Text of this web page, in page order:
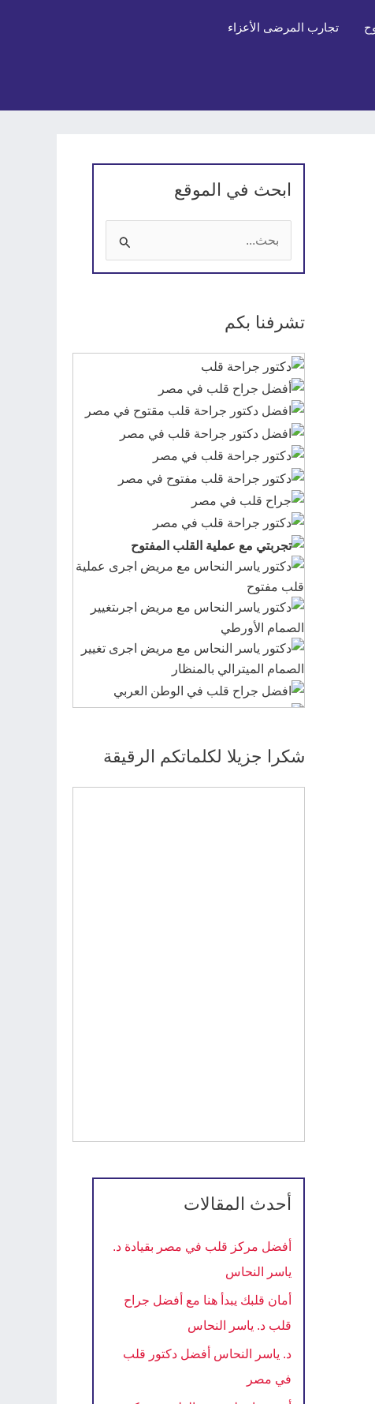
تجارب المرضى الأعزاء
ابحث في الموقع
ل
ح
ع
ن
:
تشرفنا بكم
شكرا جزيلا لكلماتكم الرقيقة
أحدث المقالات
أفضل مركز قلب في مصر بقيادة د.
ياسر النحاس
أمان قلبك يبدأ هنا مع أفضل جراح
قلب د. ياسر النحاس
د. ياسر النحاس أفضل دكتور قلب
في مصر